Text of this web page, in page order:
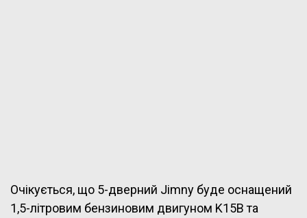
Очікується, що 5-дверний Jimny буде оснащений
1,5-літровим бензиновим двигуном K15B та